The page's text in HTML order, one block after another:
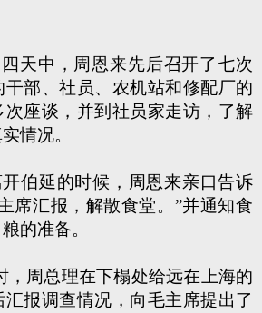
天中，周恩来先后召开了七次
部、社员、农机站和修配厂的
次座谈，并到社员家走访，了解
情况。
伯延的时候，周恩来亲口告诉
席汇报，解散食堂。”并通知食
的准备。
，周总理在下榻处给远在上海的
报调查情况，向毛主席提出了